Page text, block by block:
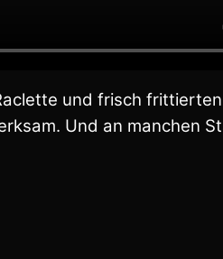
und frisch
Und an manchen